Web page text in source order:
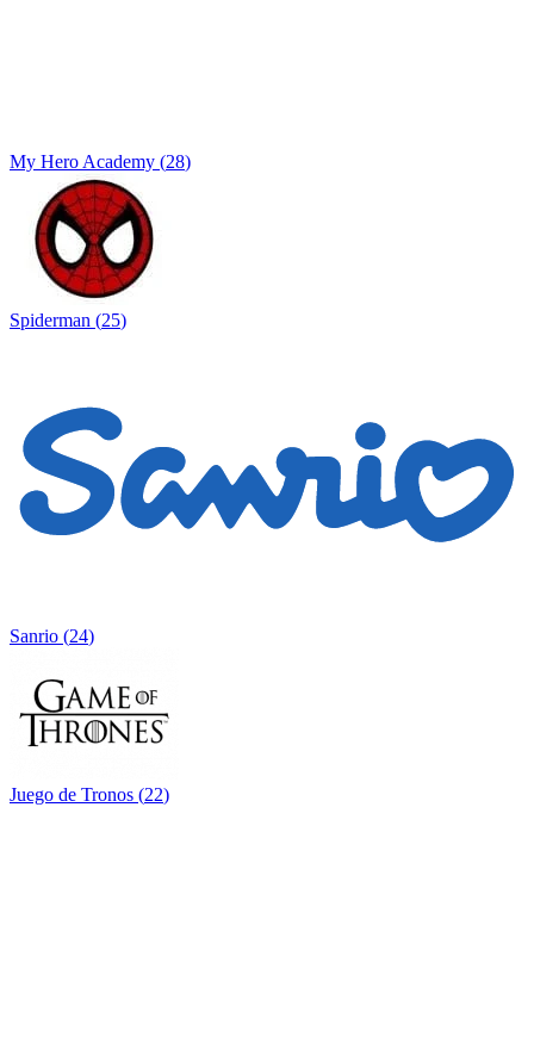
My Hero Academy (28)
Spiderman (25)
Sanrio (24)
Juego de Tronos (22)